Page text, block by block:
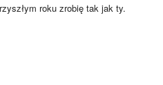
roku zrobię tak jak ty.